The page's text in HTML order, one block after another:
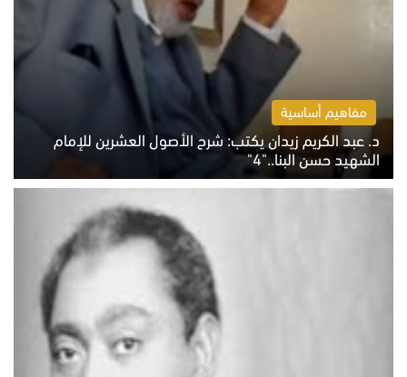
مفاهيم أساسية
د. عبد الكريم زيدان يكتب: شرح الأصول العشرين للإمام
الشهيد حسن البنا.."4"
الخميس 6 أغسطس 2026 10:27 ص